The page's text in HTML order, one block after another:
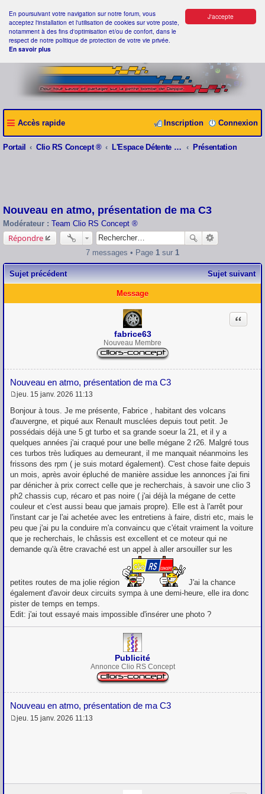
J'accepte
En poursuivant votre navigation sur notre forum, vous
acceptez l'installation et l'utilisation de cookies sur votre poste,
notamment à des fins d'optimisation et/ou de confort, dans le
respect de notre politique de protection de votre vie privée.
En savoir plus
Accès rapide Connexion
Inscription
Portail Clio RS Concept ® L'Espace Détente Clio RS Concept ® Présentation
Nouveau en atmo, présentation de ma C3
Modérateur : Team Clio RS Concept ®
Répondre
7 messages • Page 1 sur 1
Sujet précédent Sujet suivant
Message
fabrice63
Nouveau Membre
Nouveau en atmo, présentation de ma C3
Citation
e
s
a
g
e
jeu. 15 janv. 2026 11:13
Bonjour à tous. Je me présente, Fabrice , habitant des volcans
d'auvergne, et piqué aux Renault musclées depuis tout petit. Je
possédais déjà une 5 gt turbo et sa grande soeur la 21, et il y a
quelques années j'ai craqué pour une belle mégane 2 r26. Malgré tous
ces turbos très ludiques au demeurant, il me manquait néanmoins les
frissons des rpm ( je suis motard également). C'est chose faite depuis
un mois, après avoir épluché de manière assidue les annonces j'ai fini
par dénicher à prix correct celle que je recherchais, à savoir une clio 3
ph2 chassis cup, récaro et pas noire ( j'ai déjà la mégane de cette
couleur et c'est aussi beau que jamais propre). Elle est à l'arrêt pour
l'instant car je l'ai achetée avec les entretiens à faire, distri etc, mais le
peu que j'ai pu la conduire m'a convaincu que c'était vraiment la voiture
que je recherchais, le châssis est excellent et ce moteur qui ne
demande qu'à être cravaché est un appel à aller arsouiller sur les
petites routes de ma jolie région
J'ai la chance
également d'avoir deux circuits sympa à une demi-heure, elle ira donc
pister de temps en temps.
Edit: j'ai tout essayé mais impossible d'insérer une photo ?
Publicité
Annonce Clio RS Concept
Nouveau en atmo, présentation de ma C3
M
jeu. 15 janv. 2026 11:13